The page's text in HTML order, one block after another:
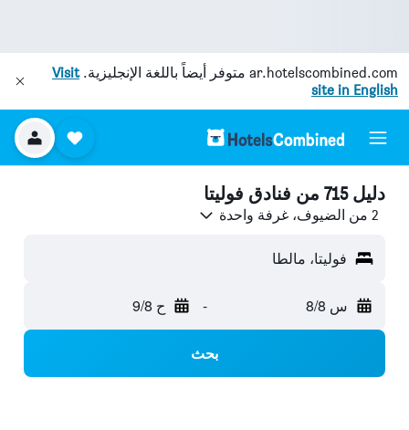
ar.hotelscombined.com متوفر أيضاً باللغة الإنجليزية.Visit
site in English
دليل 715 من فنادق فوليتا
2 من الضيوف، غرفة واحدة
فوليتا، مالطا
س 8/8 - ح 9/8
بحث